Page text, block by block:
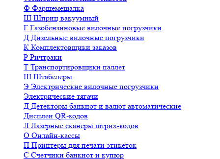
Ф Фаршемешалка
Ш Шприц вакуумный
Г Газобензиновые вилочные погрузчики
Д Дизельные вилочные погрузчики
К Комплектовщики заказов
Р Ричтраки
Т Транспортировщики паллет
Ш Штабелеры
Э Электрические вилочные погрузчики
Электрические тягачи
Д Детекторы банкнот и валют автоматические
Дисплеи QR-кодов
Л Лазерные сканеры штрих-кодов
О Онлайн-кассы
П Принтеры для печати этикеток
С Счетчики банкнот и купюр